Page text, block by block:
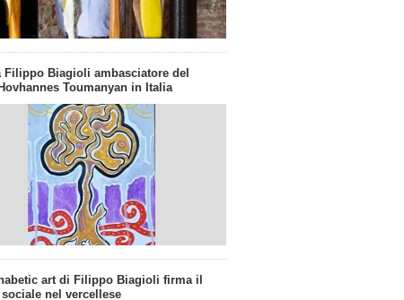
Filippo Biagioli ambasciatore del
Toumanyan in Italia
art di Filippo Biagioli firma il
nel vercellese